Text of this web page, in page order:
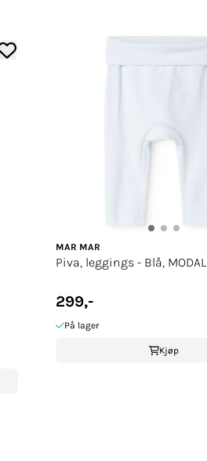
MAR MAR
Piva, leggings - Blå, MODAL
299,-
På lager
Kjøp